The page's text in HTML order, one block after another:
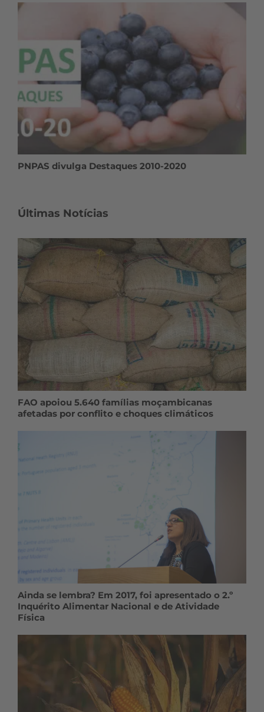
PNPAS divulga Destaques 2010-2020
Últimas Notícias
FAO apoiou 5.640 famílias moçambicanas
afetadas por conflito e choques climáticos
Ainda se lembra? Em 2017, foi apresentado o 2.º
Inquérito Alimentar Nacional e de Atividade
Física